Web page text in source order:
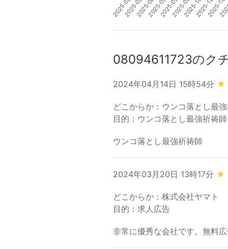
08094611723のク
2024年04月14日 15時54分 ★
どこからか：ウンコ落とし最
目的：ウンコ落とし最強祈祷師
ウンコ落とし最強祈祷師
2024年03月20日 13時17分 ★
どこからか：株式会社ヤマト
目的：求人広告
非常に優秀な会社です。無料